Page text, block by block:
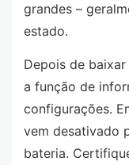
grandes –
estado.
Depois de
a função de
configurações.
vem desativado
bateria.